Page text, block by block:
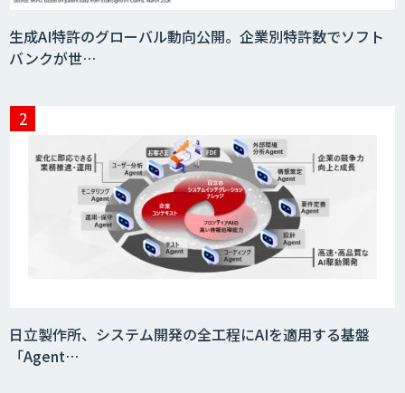
生成AI特許のグローバル動向公開。企業別特許数でソフト
バンクが世…
日立製作所、システム開発の全工程にAIを適用する基盤
「Agent…